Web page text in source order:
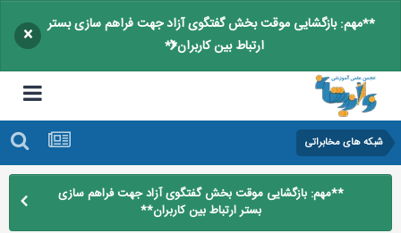
**مهم: بازگشایی موقت بخش گفتگوی آزاد جهت فراهم سازی بستر
ارتباط بین کاربران**
×
شبکه های مخابراتی
**مهم: بازگشایی موقت بخش گفتگوی آزاد جهت فراهم سازی
بستر ارتباط بین کاربران**